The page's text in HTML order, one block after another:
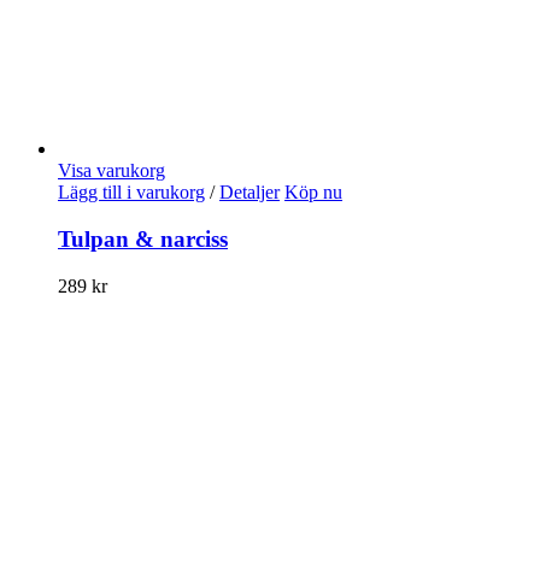
Visa varukorg
Lägg till i varukorg / Detaljer Köp nu
Tulpan & narciss
289 kr